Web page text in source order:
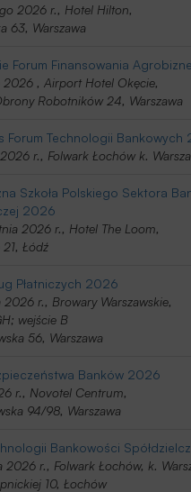
2026 r., Hotel Hilton,
63, Warszawa
Forum Finansowania
, Airport Hotel Okęcie,
Robotników 24, Warszawa
Forum Technologii Bankowych
r., Folwark Łochów k.
Szkoła Polskiego Sektora
2026
2026 r., Hotel The Loom,
Łódź
Płatniczych 2026
2026 r., Browary Warszawskie,
wejście B
56, Warszawa
Banków 2026
r., Novotel Centrum,
94/98, Warszawa
Bankowości
2026 r., Folwark Łochów, k.
10, Łochów